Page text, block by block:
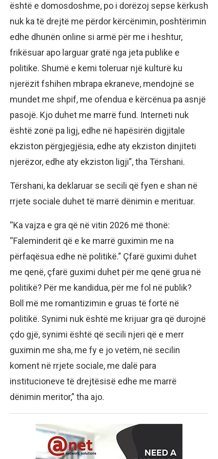
është e domosdoshme, po i dorëzoj sepse kërkush
nuk ka të drejtë me përdor kërcënimin, poshtërimin
edhe dhunën online si armë për me i heshtur,
frikësuar apo larguar gratë nga jeta publike e
politike. Shumë e kemi toleruar një kulturë ku
njerëzit fshihen mbrapa ekraneve, mendojnë se
mundet me shpif, me ofendua e kërcënua pa asnjë
pasojë. Kjo duhet me marrë fund. Interneti nuk
është zonë pa ligj, edhe në hapësirën digjitale
ekziston përgjegjësia, edhe aty ekziston dinjiteti
njerëzor, edhe aty ekziston ligji”, tha Tërshani.
Tërshani, ka deklaruar se secili që fyen e shan në
rrjete sociale duhet të marrë dënimin e merituar.
“Ka vajza e gra që në vitin 2026 më thonë:
“Faleminderit që e ke marrë guximin me na
përfaqësua edhe në politikë.” Çfarë guximi duhet
me qenë, çfarë guximi duhet për me qenë grua në
politikë? Për me kandidua, për me fol në publik?
Boll më me romantizimin e gruas të fortë në
politikë. Synimi nuk është me krijuar gra që durojnë
çdo gjë, synimi është që secili njeri që e merr
guximin me sha, me fy e jo vetëm, në secilin
koment në rrjete sociale, me dalë para
institucioneve të drejtësisë edhe me marrë
dënimin meritor,” tha ajo.